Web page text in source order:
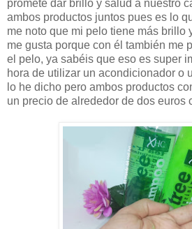
promete dar brillo y salud a nuestro
ambos productos juntos pues es lo
me noto que mi pelo tiene más brillo
me gusta porque con él también me
el pelo, ya sabéis que eso es super
hora de utilizar un acondicionador o
lo he dicho pero ambos productos
un precio de alrededor de dos euros